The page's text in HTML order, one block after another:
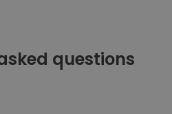
questions